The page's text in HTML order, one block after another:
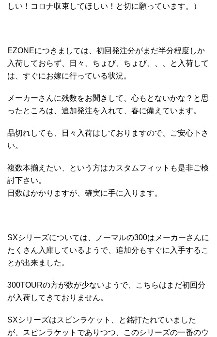
しい！コロナ収束してほしい！と切に願っています。）
EZONEにつきましては、初回発注分がまだ半分程度しか
入荷しておらず、日々、ちょび、ちょび、、、と入荷して
は、すぐにお嫁に行っている状況。
メーカーさんに残数をお聞きして、心もとないかな？と思
ったところは、追加発注を入れて、春に備えています。
品切れしても、日々入荷はしておりますので、ご安心下さ
い。
複数本揃えたい、という方はカスタムフィットも是非ご検
討下さい。
日数はかかりますが、確実に手に入ります。
SXシリーズについては、ノーマルの300はメーカーさんに
たくさん入庫しているようで、追加分もすぐに入手するこ
とが出来ました。
300TOURの方が数が少ないようで、こちらはまだ初回分
が入荷してきておりません。
SXシリーズはスピンラケット、と銘打たれていました
が、スピンラケットでありつつ、このシリーズの一番のウ